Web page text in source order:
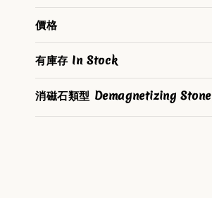
價格
有庫存 In Stock
消磁石類型 Demagnetizing Stone